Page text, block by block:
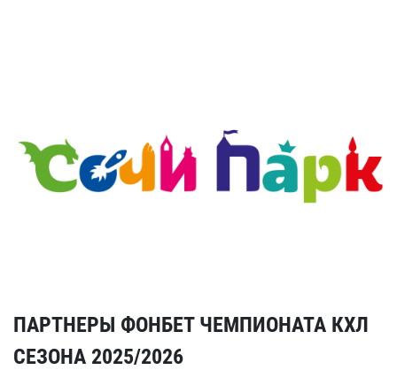
ПАРТНЕРЫ ФОНБЕТ ЧЕМПИОНАТА КХЛ
СЕЗОНА 2025/2026